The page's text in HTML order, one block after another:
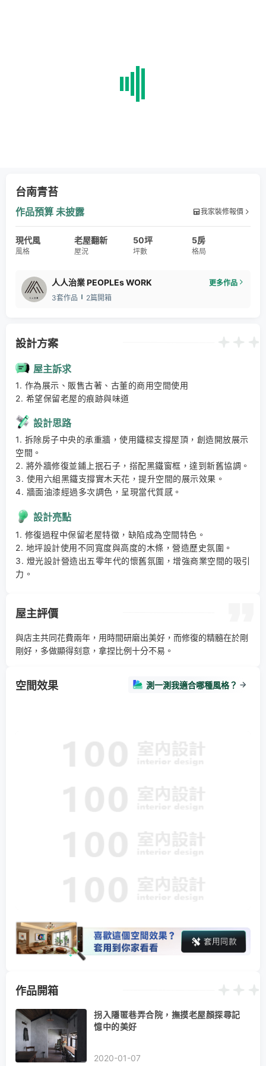
台南青苔
作品預算 未披露 我家裝修報價
現代風
風格
老屋翻新
屋況
50坪
坪數
5房
格局
人人治業 PEOPLEs WORK
更多作品
3套作品
2篇開箱
設計方案
屋主訴求
1. 作為展示、販售古著、古董的商用空間使用
2. 希望保留老屋的痕跡與味道
設計思路
1. 拆除房子中央的承重牆，使用鐵樑支撐屋頂，創造開放展示
空間。
2. 將外牆修復並鋪上抿石子，搭配黑鐵窗框，達到新舊協調。
3. 使用六組黑鐵支撐實木天花，提升空間的展示效果。
4. 牆面油漆經過多次調色，呈現當代質感。
設計亮點
1. 修復過程中保留老屋特徵，缺陷成為空間特色。
2. 地坪設計使用不同寬度與高度的木條，營造歷史氛圍。
3. 燈光設計營造出五零年代的懷舊氛圍，增強商業空間的吸引
力。
屋主評價
與店主共同花費兩年，用時間研磨出美好，而修復的精髓在於剛
剛好，多做顯得刻意，拿捏比例十分不易。
空間效果 測一測我適合哪種風格？
作品開箱
拐入隱匿巷弄合院，撫摸老屋顏探尋記
憶中的美好
2020-01-07